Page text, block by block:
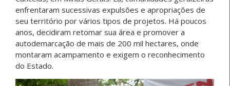
enfrentaram sucessivas expulsões e apropriações de
seu território por vários tipos de projetos. Há poucos
anos, decidiram retomar sua área e promover a
autodemarcação de mais de 200 mil hectares, onde
montaram acampamento e exigem o reconhecimento
do Estado.